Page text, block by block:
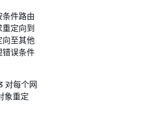
件路由
定向到
向至其他
错误条件
对每个网
象重定